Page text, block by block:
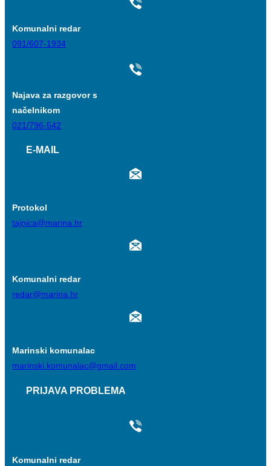
Komunalni redar
091/607-1934
Najava za razgovor s
načelnikom
021/796-542
E-MAIL
Protokol
tajnica@marina.hr
Komunalni redar
redar@marina.hr
Marinski komunalac
marinski.komunalac@gmail.com
PRIJAVA PROBLEMA
Komunalni redar